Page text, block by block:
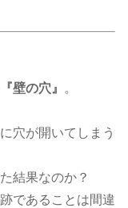
壁の穴』
。
穴が開いてしまう
結果なのか？
であることは間違